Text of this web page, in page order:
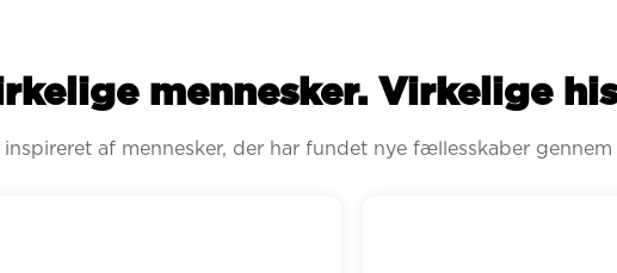
mennesker. Virkelige
inspireret af mennesker, der har fundet nye fællesskaber